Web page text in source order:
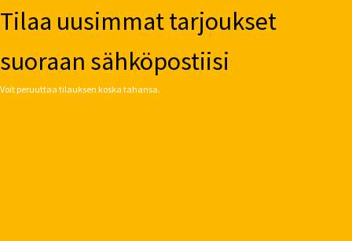
Tilaa uusimmat tarjoukset
suoraan sähköpostiisi
Voit peruuttaa tilauksen koska tahansa.